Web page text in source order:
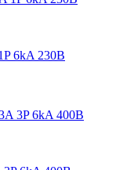
6kA 230В